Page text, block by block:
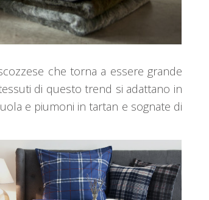
che torna a essere grande
di questo trend si adattano in
e piumoni in tartan e sognate di